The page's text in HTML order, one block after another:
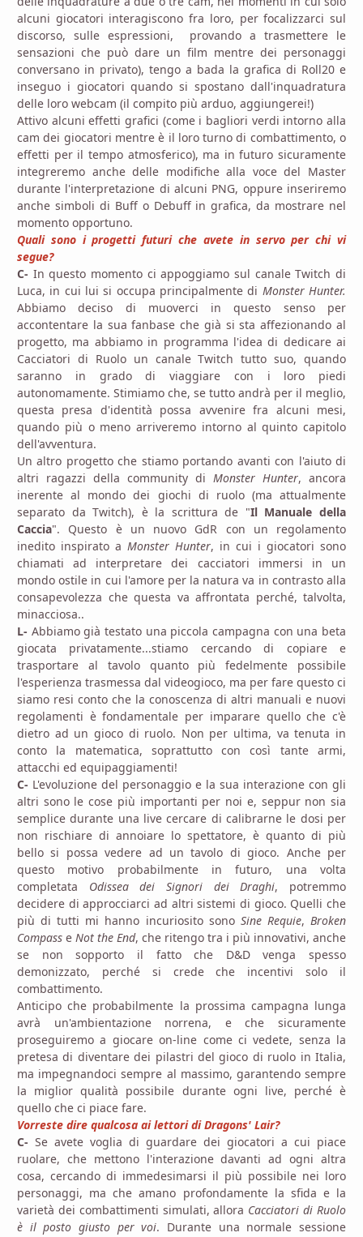
alcuni giocatori interagiscono fra loro, per focalizzarci sul
discorso, sulle espressioni, provando a trasmettere le
sensazioni che può dare un film mentre dei personaggi
conversano in privato), tengo a bada la grafica di Roll20 e
inseguo i giocatori quando si spostano dall'inquadratura
delle loro webcam (il compito più arduo, aggiungerei!)
Attivo alcuni effetti grafici (come i bagliori verdi intorno alla
cam dei giocatori mentre è il loro turno di combattimento, o
effetti per il tempo atmosferico), ma in futuro sicuramente
integreremo anche delle modifiche alla voce del Master
durante l'interpretazione di alcuni PNG, oppure inseriremo
anche simboli di Buff o Debuff in grafica, da mostrare nel
momento opportuno.
Quali sono i progetti futuri che avete in servo per chi vi
segue?
C- In questo momento ci appoggiamo sul canale Twitch di
Luca, in cui lui si occupa principalmente di Monster Hunter.
Abbiamo deciso di muoverci in questo senso per
accontentare la sua fanbase che già si sta affezionando al
progetto, ma abbiamo in programma l'idea di dedicare ai
Cacciatori di Ruolo un canale Twitch tutto suo, quando
saranno in grado di viaggiare con i loro piedi
autonomamente. Stimiamo che, se tutto andrà per il meglio,
questa presa d'identità possa avvenire fra alcuni mesi,
quando più o meno arriveremo intorno al quinto capitolo
dell'avventura.
Un altro progetto che stiamo portando avanti con l'aiuto di
altri ragazzi della community di Monster Hunter, ancora
inerente al mondo dei giochi di ruolo (ma attualmente
separato da Twitch), è la scrittura de "Il Manuale della
Caccia". Questo è un nuovo GdR con un regolamento
inedito inspirato a Monster Hunter, in cui i giocatori sono
chiamati ad interpretare dei cacciatori immersi in un
mondo ostile in cui l'amore per la natura va in contrasto alla
consapevolezza che questa va affrontata perché, talvolta,
minacciosa..
L- Abbiamo già testato una piccola campagna con una beta
giocata privatamente...stiamo cercando di copiare e
trasportare al tavolo quanto più fedelmente possibile
l'esperienza trasmessa dal videogioco, ma per fare questo ci
siamo resi conto che la conoscenza di altri manuali e nuovi
regolamenti è fondamentale per imparare quello che c'è
dietro ad un gioco di ruolo. Non per ultima, va tenuta in
conto la matematica, soprattutto con così tante armi,
attacchi ed equipaggiamenti!
C- L'evoluzione del personaggio e la sua interazione con gli
altri sono le cose più importanti per noi e, seppur non sia
semplice durante una live cercare di calibrarne le dosi per
non rischiare di annoiare lo spettatore, è quanto di più
bello si possa vedere ad un tavolo di gioco. Anche per
questo motivo probabilmente in futuro, una volta
completata Odissea dei Signori dei Draghi, potremmo
decidere di approcciarci ad altri sistemi di gioco. Quelli che
più di tutti mi hanno incuriosito sono Sine Requie, Broken
Compass e Not the End, che ritengo tra i più innovativi, anche
se non sopporto il fatto che D&D venga spesso
demonizzato, perché si crede che incentivi solo il
combattimento.
Anticipo che probabilmente la prossima campagna lunga
avrà un'ambientazione norrena, e che sicuramente
proseguiremo a giocare on-line come ci vedete, senza la
pretesa di diventare dei pilastri del gioco di ruolo in Italia,
ma impegnandoci sempre al massimo, garantendo sempre
la miglior qualità possibile durante ogni live, perché è
quello che ci piace fare.
Vorreste dire qualcosa ai lettori di Dragons' Lair?
C- Se avete voglia di guardare dei giocatori a cui piace
ruolare, che mettono l'interazione davanti ad ogni altra
cosa, cercando di immedesimarsi il più possibile nei loro
personaggi, ma che amano profondamente la sfida e la
varietà dei combattimenti simulati, allora Cacciatori di Ruolo
è il posto giusto per voi. Durante una normale sessione